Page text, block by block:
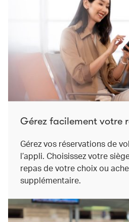
Gérez facilement votre
Gérez vos réservations de
l’appli. Choisissez votre
repas de votre choix ou
supplémentaire.